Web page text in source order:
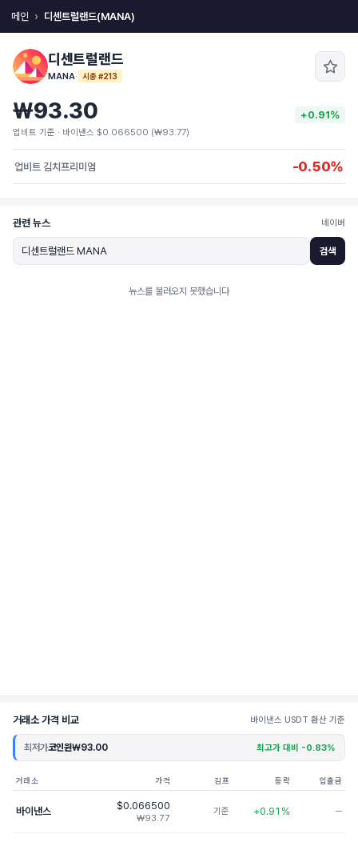
메인 디센트럴랜드(MANA)
디센트럴랜드
MANA· 시총 #213
₩93.30 +0.91%
업비트 기준 · 바이낸스 $0.066500 (₩93.77)
업비트 김치프리미엄 -0.50%
관련 뉴스 네이버
검색
뉴스를 불러오지 못했습니다
거래소 가격 비교 바이낸스 USDT 환산 기준
최저가코인원₩93.00 최고가 대비 -0.83%
거래소 가격 김프 등락 입출금
바이낸스 $0.066500
₩93.77
기준 +0.91% ─